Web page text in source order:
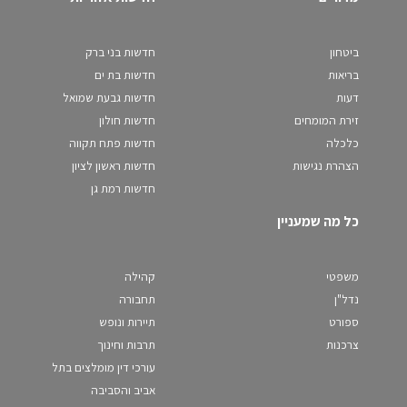
ביטחון
בריאות
דעות
זירת המומחים
כלכלה
הצהרת נגישות
חדשות בני ברק
חדשות בת ים
חדשות גבעת שמואל
חדשות חולון
חדשות פתח תקווה
חדשות ראשון לציון
חדשות רמת גן
כל מה שמעניין
משפטי
נדל"ן
ספורט
צרכנות
קהילה
תחבורה
תיירות ונופש
תרבות וחינוך
עורכי דין מומלצים בתל
אביב והסביבה